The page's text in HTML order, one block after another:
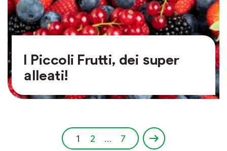
I Piccoli Frutti, dei super
alleati!
1 2 … 7